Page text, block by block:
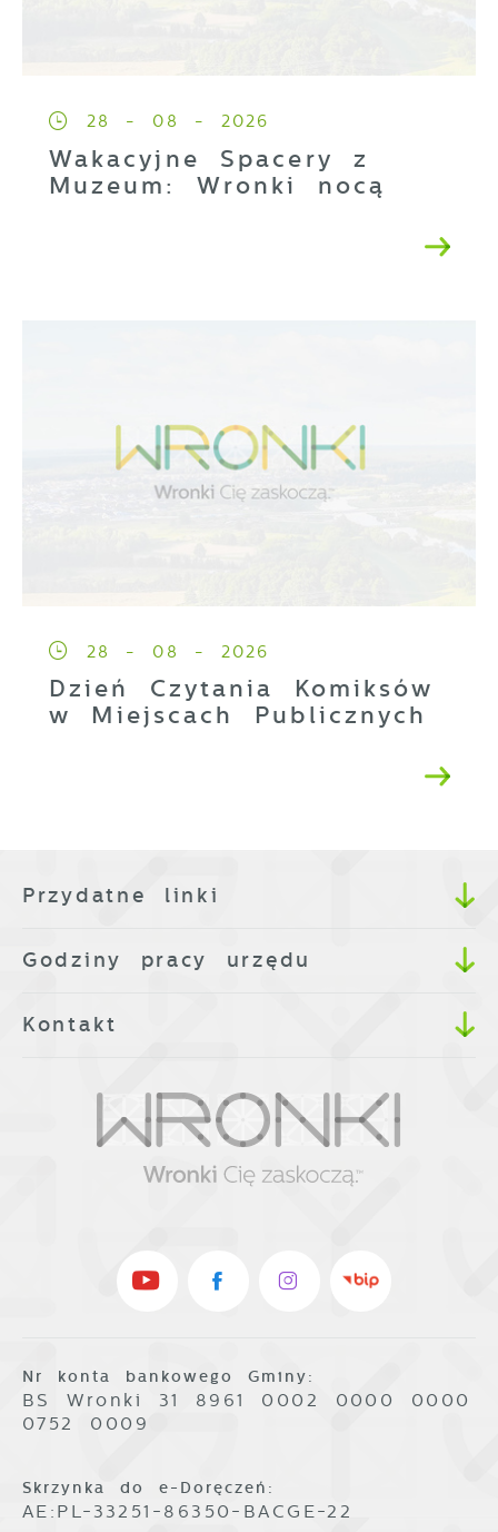
28 - 08 - 2026
Wakacyjne Spacery z
Muzeum: Wronki nocą
28 - 08 - 2026
Dzień Czytania Komiksów
w Miejscach Publicznych
Przydatne linki
Godziny pracy urzędu
Kontakt
Nr konta bankowego Gminy:
BS Wronki 31 8961 0002 0000 0000
0752 0009
Skrzynka do e-Doręczeń:
AE:PL-33251-86350-BACGE-22